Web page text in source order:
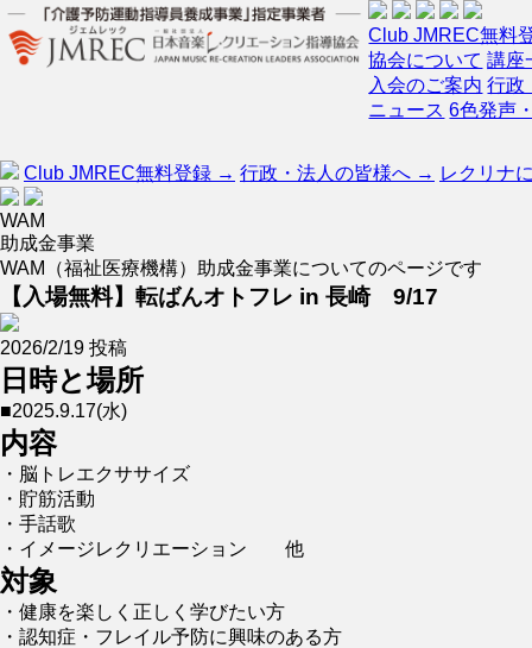
Club JMREC無料
協会について 講座
入会のご案内 行政
ニュース 6色発声
Club JMREC無料登録 → 行政・法人の皆様へ → レクリナ
WAM
助成金事業
WAM（福祉医療機構）助成金事業についてのページです
【入場無料】転ばんオトフレ in 長崎 9/17
2026/2/19 投稿
日時と場所
■2025.9.17(水)
内容
・脳トレエクササイズ
・貯筋活動
・手話歌
・イメージレクリエーション 他
対象
・ 健康を楽しく正しく学びたい方
・認知症・フレイル予防に興味のある方